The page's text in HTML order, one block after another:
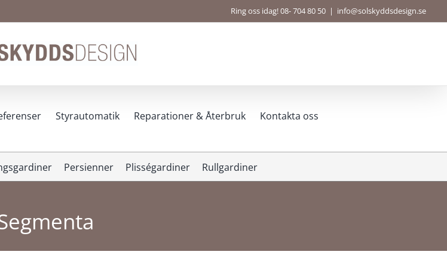
Persienner Plisségardiner Rullgardiner
Ring oss idag! 08- 704 80 50 | info@solskyddsdesign.se
Styrautomatik Reparationer & Återbruk Kontakta oss